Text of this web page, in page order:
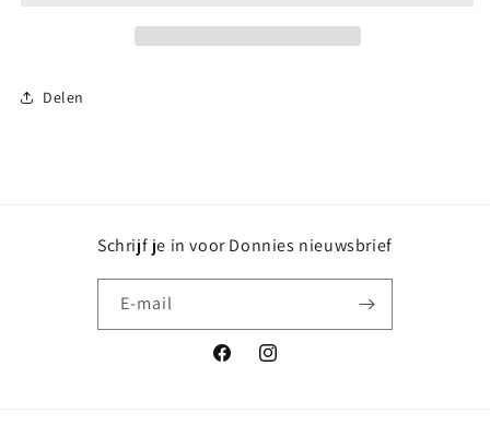
Delen
Schrijf je in voor Donnies nieuwsbrief
E‑mail
FacebookInstagram